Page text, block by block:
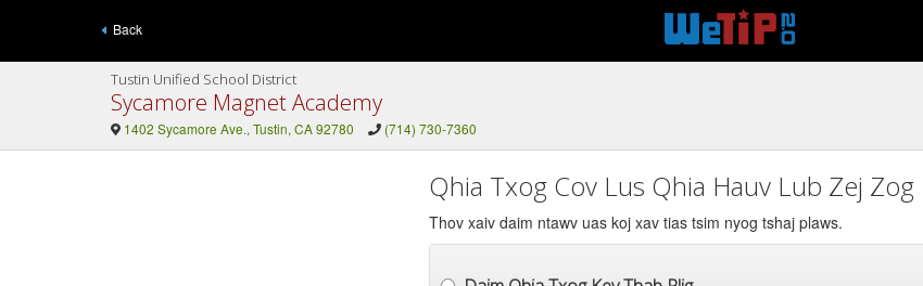
Back
Tustin Unified School District
Sycamore Magnet Academy
1402 Sycamore Ave., Tustin, CA 92780 (714) 730-7360
Qhia Txog Cov Lus Qhia Hauv Lub Zej Zog
Thov xaiv daim ntawv uas koj xav tias tsim nyog tshaj plaws.